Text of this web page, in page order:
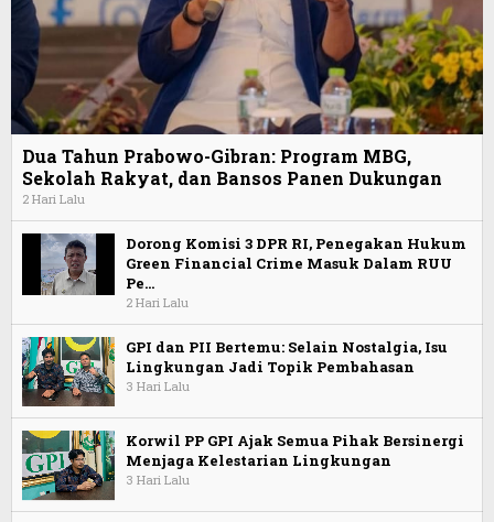
Dua Tahun Prabowo-Gibran: Program MBG,
Sekolah Rakyat, dan Bansos Panen Dukungan
2 Hari Lalu
Dorong Komisi 3 DPR RI, Penegakan Hukum
Green Financial Crime Masuk Dalam RUU
Pe…
2 Hari Lalu
GPI dan PII Bertemu: Selain Nostalgia, Isu
Lingkungan Jadi Topik Pembahasan
3 Hari Lalu
Korwil PP GPI Ajak Semua Pihak Bersinergi
Menjaga Kelestarian Lingkungan
3 Hari Lalu